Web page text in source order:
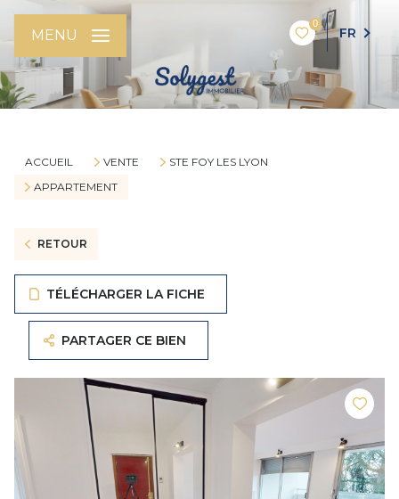
0
FR
MENU
ACCUEIL VENTE
STE FOY LES LYON
APPARTEMENT
RETOUR
TÉLÉCHARGER LA FICHE
PARTAGER CE BIEN